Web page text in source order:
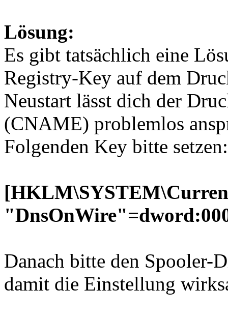
Lösung:
Es gibt tatsächlich eine
Registry-Key auf dem
Neustart lässt dich der
(CNAME) problemlos
Folgenden Key bitte setzen:
Danach bitte den Spooler-
damit die Einstellung